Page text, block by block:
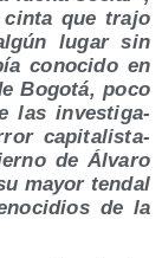
que tra­jo
lugar sin
cono­ci­do en
Bogo­tá, poco
las inves­ti­ga­
capi­ta­lis­ta-
de Álva­ro
mayor ten­dal
de la